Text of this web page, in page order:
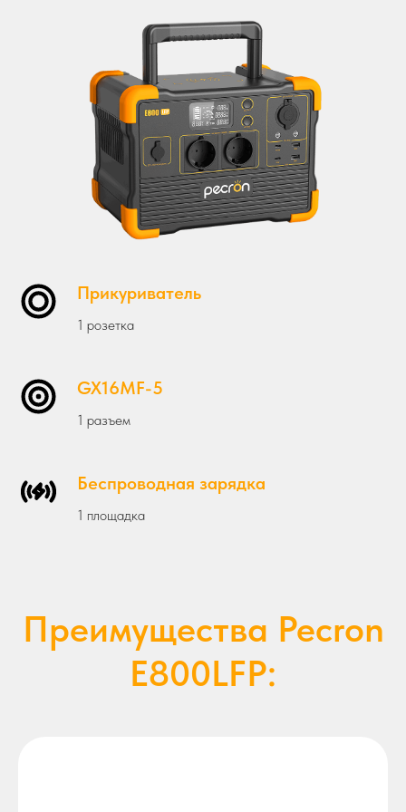
Прикуриватель
1 розетка
GX16MF-5
1 разъем
Беспроводная зарядка
1 площадка
Преимущества Pecron
E800LFP: